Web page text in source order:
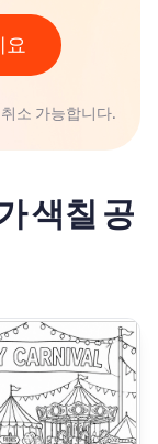
요
소 가능합니다.
색칠 공